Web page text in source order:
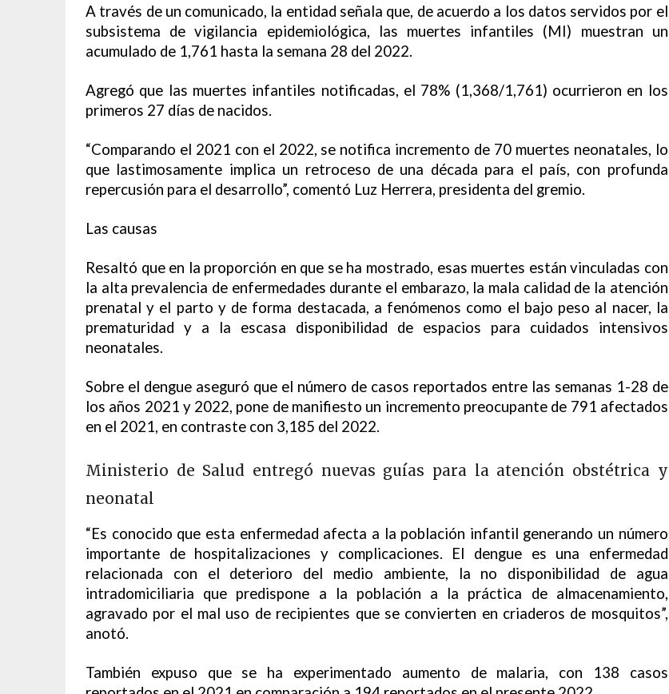
A través de un comunicado, la entidad señala que, de acuerdo a los datos servidos por el
subsistema de vigilancia epidemiológica, las muertes infantiles (MI) muestran un
acumulado de 1,761 hasta la semana 28 del 2022.
Agregó que las muertes infantiles notificadas, el 78% (1,368/1,761) ocurrieron en los
primeros 27 días de nacidos.
“Comparando el 2021 con el 2022, se notifica incremento de 70 muertes neonatales, lo
que lastimosamente implica un retroceso de una década para el país, con profunda
repercusión para el desarrollo”, comentó Luz Herrera, presidenta del gremio.
Las causas
Resaltó que en la proporción en que se ha mostrado, esas muertes están vinculadas con
la alta prevalencia de enfermedades durante el embarazo, la mala calidad de la atención
prenatal y el parto y de forma destacada, a fenómenos como el bajo peso al nacer, la
prematuridad y a la escasa disponibilidad de espacios para cuidados intensivos
neonatales.
Sobre el dengue aseguró que el número de casos reportados entre las semanas 1-28 de
los años 2021 y 2022, pone de manifiesto un incremento preocupante de 791 afectados
en el 2021, en contraste con 3,185 del 2022.
Ministerio de Salud entregó nuevas guías para la atención obstétrica y
neonatal
“Es conocido que esta enfermedad afecta a la población infantil generando un número
importante de hospitalizaciones y complicaciones. El dengue es una enfermedad
relacionada con el deterioro del medio ambiente, la no disponibilidad de agua
intradomiciliaria que predispone a la población a la práctica de almacenamiento,
agravado por el mal uso de recipientes que se convierten en criaderos de mosquitos”,
anotó.
También expuso que se ha experimentado aumento de malaria, con 138 casos